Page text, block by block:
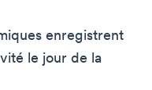
enregistrent
le jour de la